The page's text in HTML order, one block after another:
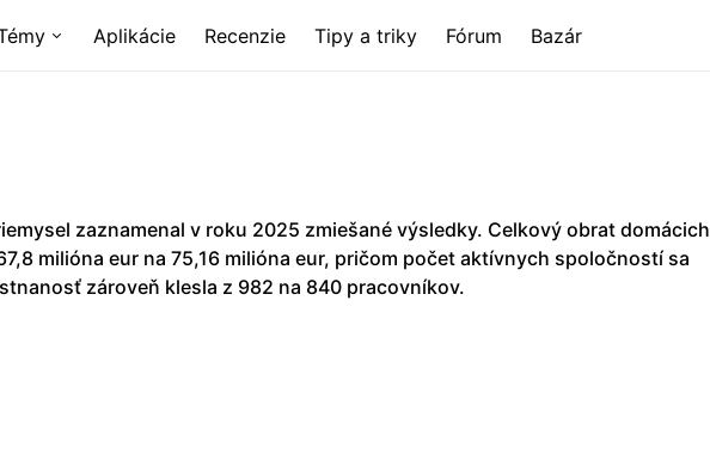
Aplikácie Recenzie Tipy a triky Fórum Bazár
zaznamenal v roku 2025 zmiešané výsledky. Celkový obrat domácich
milióna eur na 75,16 milióna eur, pričom počet aktívnych spoločností sa
zároveň klesla z 982 na 840 pracovníkov.